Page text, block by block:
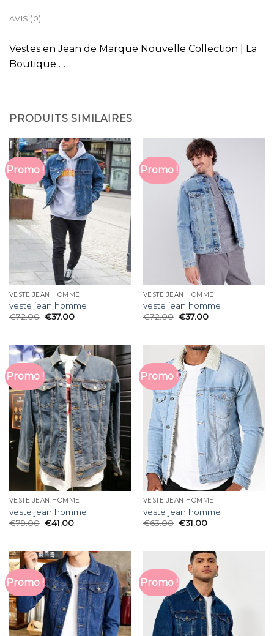
AVIS (0)
Vestes en Jean de Marque Nouvelle Collection | La
Boutique …
PRODUITS SIMILAIRES
Promo !
VESTE JEAN HOMME
veste jean homme
€72.00 €37.00
Promo !
VESTE JEAN HOMME
veste jean homme
€72.00 €37.00
Promo !
VESTE JEAN HOMME
veste jean homme
€79.00 €41.00
Promo !
VESTE JEAN HOMME
veste jean homme
€63.00 €31.00
Promo ! Promo !